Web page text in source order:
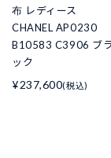
布 レディース
CHANEL AP0230
B10583 C3906 ブ
ック
¥237,600(税込)